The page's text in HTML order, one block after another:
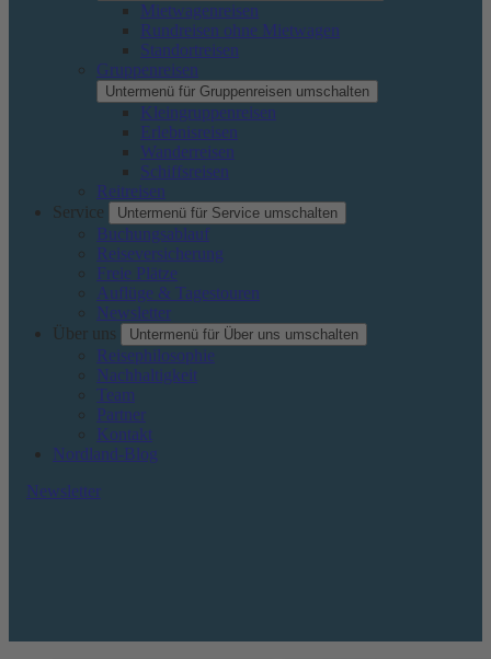
Mietwagenreisen
Rundreisen ohne Mietwagen
Standortreisen
Gruppenreisen
Untermenü für Gruppenreisen umschalten
Kleingruppenreisen
Erlebnisreisen
Wanderreisen
Schiffsreisen
Reitreisen
Service
Untermenü für Service umschalten
Buchungsablauf
Reiseversicherung
Freie Plätze
Auflüge & Tagestouren
Newsletter
Über uns
Untermenü für Über uns umschalten
Reisephilosophie
Nachhaltigkeit
Team
Partner
Kontakt
Nordland-Blog
Newsletter